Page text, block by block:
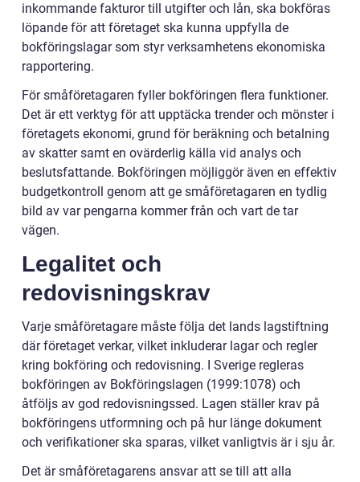
inkommande fakturor till utgifter och lån, ska bokföras
löpande för att företaget ska kunna uppfylla de
bokföringslagar som styr verksamhetens ekonomiska
rapportering.
För småföretagaren fyller bokföringen flera funktioner.
Det är ett verktyg för att upptäcka trender och mönster i
företagets ekonomi, grund för beräkning och betalning
av skatter samt en ovärderlig källa vid analys och
beslutsfattande. Bokföringen möjliggör även en effektiv
budgetkontroll genom att ge småföretagaren en tydlig
bild av var pengarna kommer från och vart de tar
vägen.
Legalitet och
redovisningskrav
Varje småföretagare måste följa det lands lagstiftning
där företaget verkar, vilket inkluderar lagar och regler
kring bokföring och redovisning. I Sverige regleras
bokföringen av Bokföringslagen (1999:1078) och
åtföljs av god redovisningssed. Lagen ställer krav på
bokföringens utformning och på hur länge dokument
och verifikationer ska sparas, vilket vanligtvis är i sju år.
Det är småföretagarens ansvar att se till att alla